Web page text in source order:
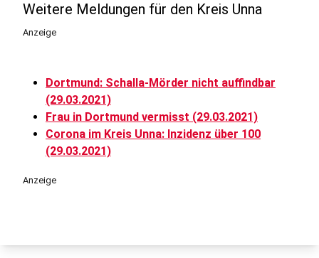
Weitere Meldungen für den Kreis Unna
Anzeige
Dortmund: Schalla-Mörder nicht auffindbar
(29.03.2021)
Frau in Dortmund vermisst (29.03.2021)
Corona im Kreis Unna: Inzidenz über 100
(29.03.2021)
Anzeige